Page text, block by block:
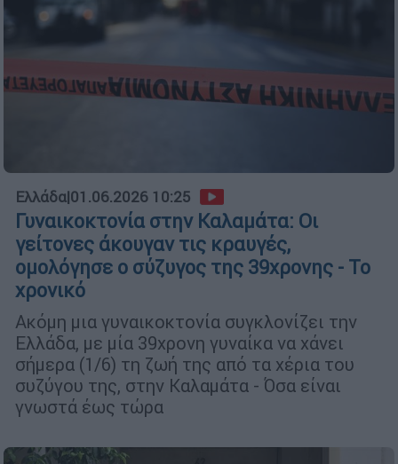
Ελλάδα|01.06.2026 10:25
Γυναικοκτονία στην Καλαμάτα: Οι
γείτονες άκουγαν τις κραυγές,
ομολόγησε ο σύζυγος της 39χρονης - Το
χρονικό
Ακόμη μια γυναικοκτονία συγκλονίζει την
Ελλάδα, με μία 39χρονη γυναίκα να χάνει
σήμερα (1/6) τη ζωή της από τα χέρια του
συζύγου της, στην Καλαμάτα - Όσα είναι
γνωστά έως τώρα